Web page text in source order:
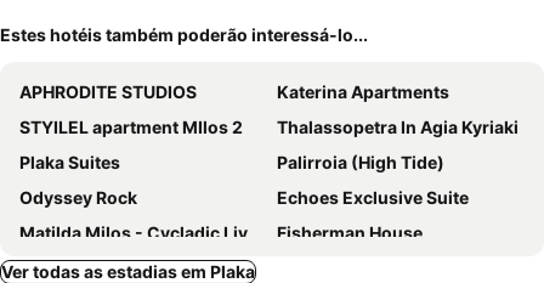
Estes hotéis também poderão interessá-lo...
APHRODITE STUDIOS
Katerina Apartments
STYILEL apartment MIlos 2
Thalassopetra In Agia Kyriaki
Plaka Suites
Palirroia (High Tide)
Odyssey Rock
Echoes Exclusive Suite
Matilda Milos - Cycladic Living
Fisherman House
Villa Seascape
Ver todas as estadias em Plaka